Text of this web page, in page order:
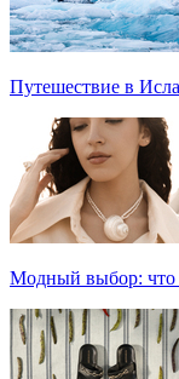
Путешествие в
Модный выбор: что